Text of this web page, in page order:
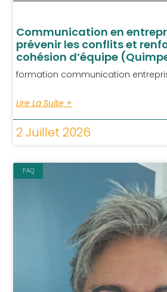
Communication en
prévenir les conflits et
cohésion d’équipe
formation communication
Lire La Suite +
2 Juillet 2026
FAQ